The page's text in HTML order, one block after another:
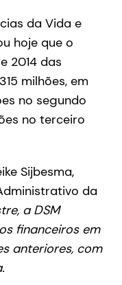
da Vida e
hoje que o
2014 das
milhões, em
no segundo
no terceiro
Sijbesma,
da
a DSM
financeiros em
anteriores, com